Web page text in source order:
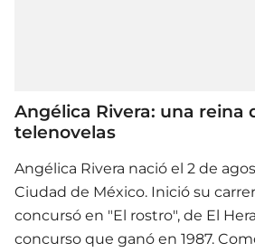
Angélica Rivera: una reina
telenovelas
Angélica Rivera nació el 2 de
Ciudad de México. Inició su
concursó en "El rostro", de El
concurso que ganó en 1987.